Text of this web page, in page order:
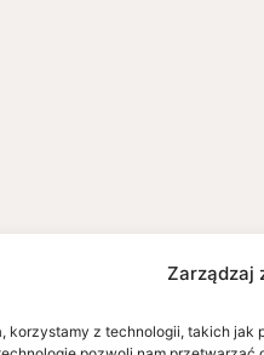
Zarządzaj
korzystamy z technologii, takich